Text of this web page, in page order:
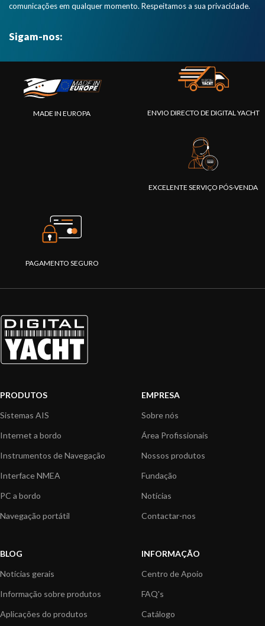
comunicações em qualquer momento. Respeitamos a sua privacidade.
Sigam-nos:
MADE IN EUROPA ENVIO DIRECTO DE DIGITAL YACHT
EXCELENTE SERVIÇO PÓS-VENDA
PAGAMENTO SEGURO
PRODUTOS
Sistemas AIS
Internet a bordo
Instrumentos de Navegação
Interface NMEA
PC a bordo
Navegação portátil
EMPRESA
Sobre nós
Área Profissionais
Nossos produtos
Fundação
Notícias
Contactar-nos
BLOG
Notícias gerais
Informação sobre produtos
Aplicações do produtos
INFORMAÇÃO
Centro de Apoio
FAQ's
Catálogo